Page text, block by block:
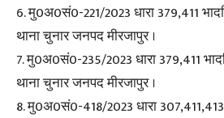
6. मु0अ0सं0-221/2023 धारा 379,411
थाना चुनार जनपद मीरजापुर ।
7. मु0अ0सं0-235/2023 धारा 379,411
थाना चुनार जनपद मीरजापुर ।
8. मु0अ0सं0-418/2023 धारा